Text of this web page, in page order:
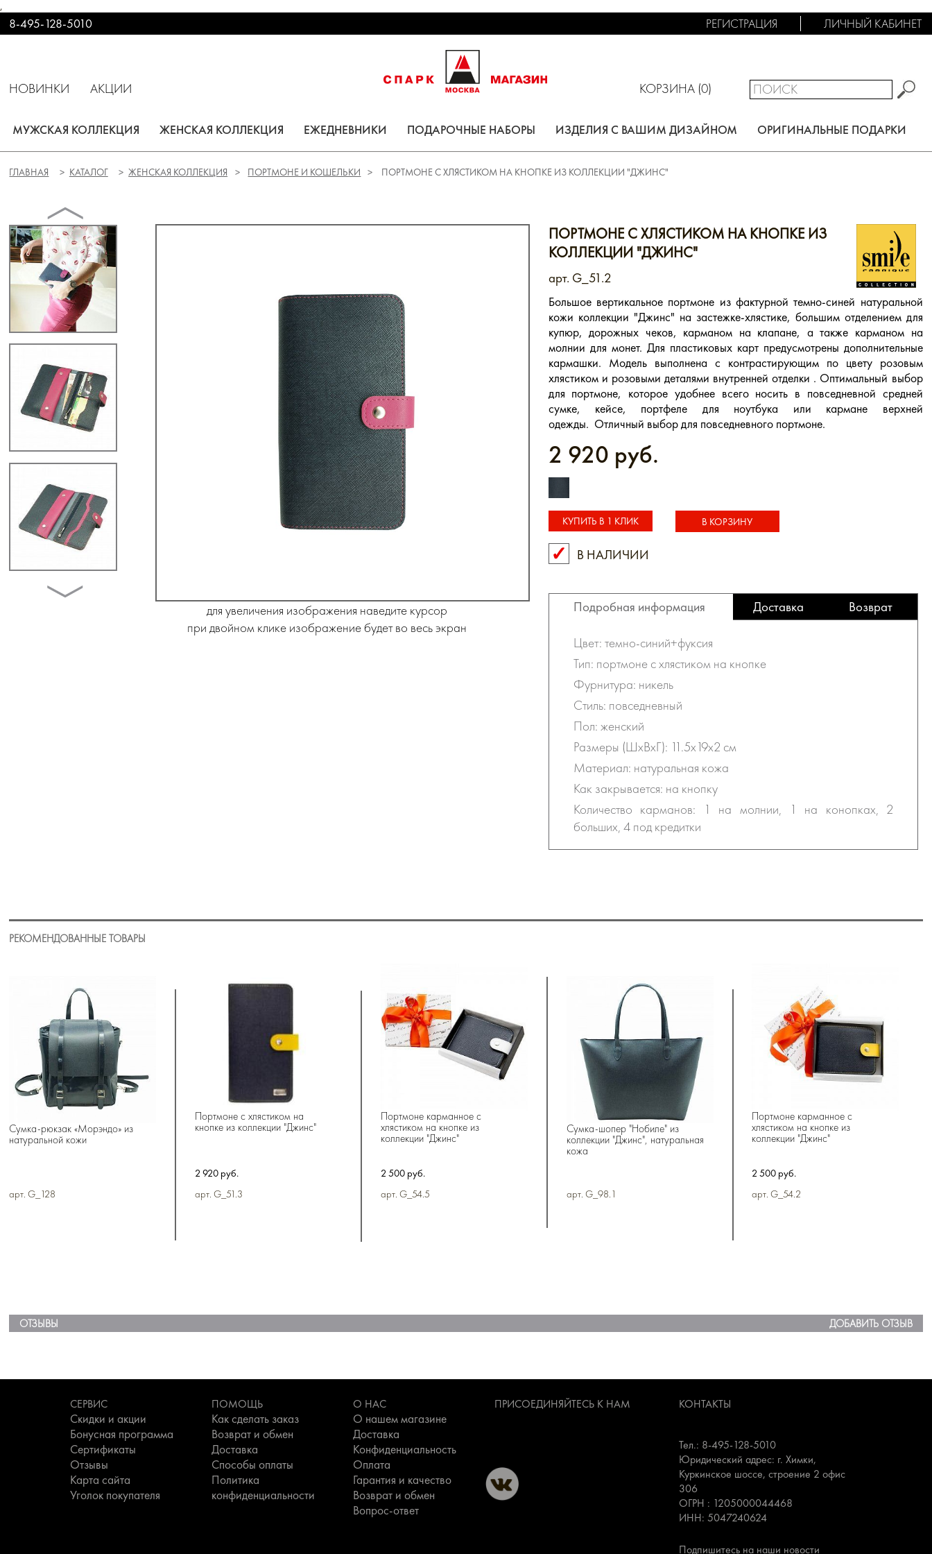
,
8-495-128-5010 РЕГИСТРАЦИЯ ЛИЧНЫЙ КАБИНЕТ
НОВИНКИ АКЦИИ КОРЗИНА (0)
МУЖСКАЯ КОЛЛЕКЦИЯ ЖЕНСКАЯ КОЛЛЕКЦИЯ ЕЖЕДНЕВНИКИ ПОДАРОЧНЫЕ НАБОРЫ ИЗДЕЛИЯ С ВАШИМ ДИЗАЙНОМ ОРИГИНАЛЬНЫЕ ПОДАРКИ
ГЛАВНАЯ КАТАЛОГ ЖЕНСКАЯ КОЛЛЕКЦИЯ ПОРТМОНЕ И КОШЕЛЬКИ ПОРТМОНЕ С ХЛЯСТИКОМ НА КНОПКЕ ИЗ КОЛЛЕКЦИИ "ДЖИНС"
для увеличения изображения наведите курсор
при двойном клике изображение будет во весь экран
ПОРТМОНЕ С ХЛЯСТИКОМ НА КНОПКЕ ИЗ
КОЛЛЕКЦИИ "ДЖИНС"
арт. G_51.2
Большое вертикальное портмоне из фактурной темно-синей натуральной
кожи коллекции "Джинс" на застежке-хлястике, большим отделением для
купюр, дорожных чеков, карманом на клапане, а также карманом на
молнии для монет. Для пластиковых карт предусмотрены дополнительные
кармашки. Модель выполнена с контрастирующим по цвету розовым
хлястиком и розовыми деталями внутренней отделки . Оптимальный выбор
для портмоне, которое удобнее всего носить в повседневной средней
сумке, кейсе, портфеле для ноутбука или кармане верхней
одежды. Отличный выбор для повседневного портмоне.
2 920 руб.
КУПИТЬ В 1 КЛИК
КУПИТЬ В 1 КЛИК
В НАЛИЧИИ
Подробная информация Доставка Возврат
Цвет: темно-синий+фуксия
Тип: портмоне с хлястиком на кнопке
Фурнитура: никель
Стиль: повседневный
Пол: женский
Размеры (ШхВхГ): 11.5х19х2 см
Материал: натуральная кожа
Как закрывается: на кнопку
Количество карманов: 1 на молнии, 1 на конопках, 2
больших, 4 под кредитки
РЕКОМЕНДОВАННЫЕ ТОВАРЫ
Сумка-рюкзак «Морэндо» из
натуральной кожи
арт. G_128
Портмоне с хлястиком на
кнопке из коллекции "Джинс"
2 920 руб.
арт. G_51.3
Портмоне карманное с
хлястиком на кнопке из
коллекции "Джинс"
2 500 руб.
арт. G_54.5
Сумка-шопер "Нобиле" из
коллекции "Джинс", натуральная
кожа
арт. G_98.1
Портмоне карманное с
хлястиком на кнопке из
коллекции "Джинс"
2 500 руб.
арт. G_54.2
ОТЗЫВЫ ДОБАВИТЬ ОТЗЫВ
СЕРВИС
Скидки и акции
Бонусная программа
Сертификаты
Отзывы
Карта сайта
Уголок покупателя
ПОМОЩЬ
Как сделать заказ
Возврат и обмен
Доставка
Способы оплаты
Политика
конфиденциальности
О НАС
О нашем магазине
Доставка
Конфиденциальность
Оплата
Гарантия и качество
Возврат и обмен
Вопрос-ответ
ПРИСОЕДИНЯЙТЕСЬ К НАМ КОНТАКТЫ
Тел.: 8-495-128-5010
Юридический адрес: г. Химки,
Куркинское шоссе, строение 2 офис
306
ОГРН : 1205000044468
ИНН: 5047240624
Подпишитесь на наши новости